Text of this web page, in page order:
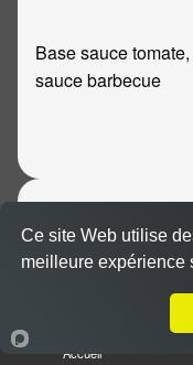
Base sauce
sauce barbecue
Pizza mexicaine
Dès10.00 €
Base sauce
terre, ananas,
Accueil
Ce site Web utilise
meilleure expérience